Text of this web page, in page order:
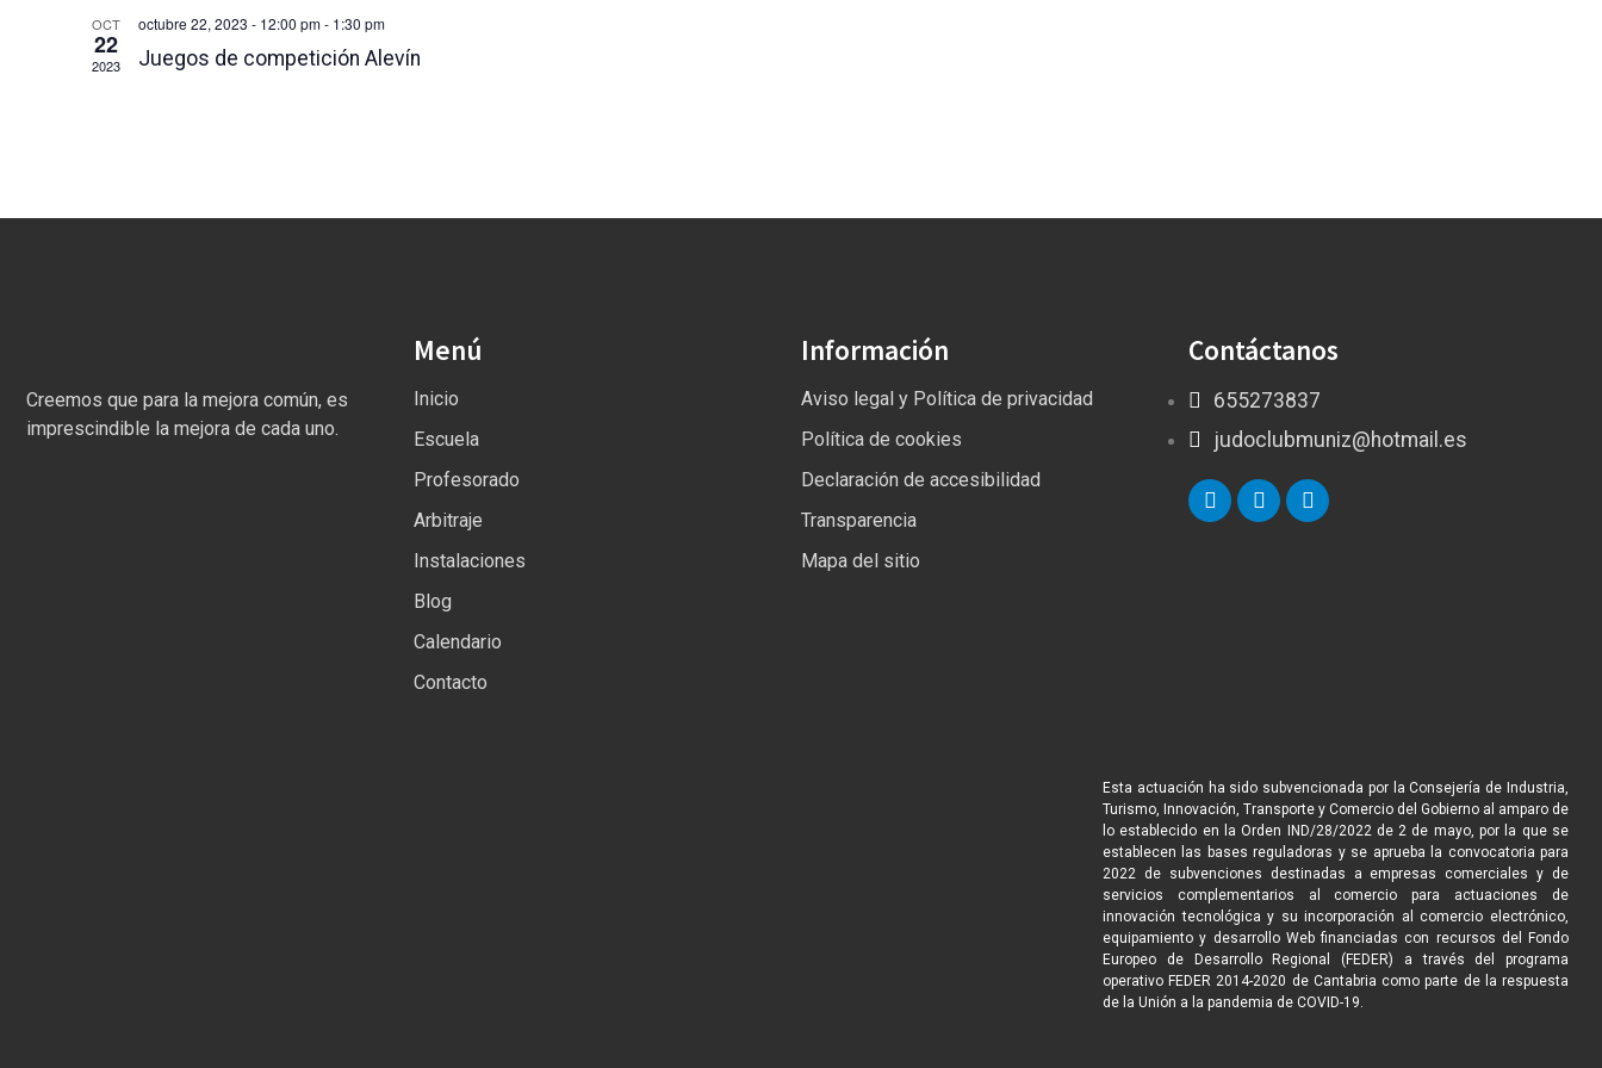
OCT
22
2023
octubre 22, 2023 - 12:00 pm- 1:30 pm
Juegos de competición Alevín
Creemos que para la mejora común, es
imprescindible la mejora de cada uno.
Menú
Inicio
Escuela
Profesorado
Arbitraje
Instalaciones
Blog
Calendario
Contacto
Información
Aviso legal y Política de privacidad
Política de cookies
Declaración de accesibilidad
Transparencia
Mapa del sitio
Contáctanos
655273837
judoclubmuniz@hotmail.es
Esta actuación ha sido subvencionada por la Consejería de Industria,
Turismo, Innovación, Transporte y Comercio del Gobierno al amparo de
lo establecido en la Orden IND/28/2022 de 2 de mayo, por la que se
establecen las bases reguladoras y se aprueba la convocatoria para
2022 de subvenciones destinadas a empresas comerciales y de
servicios complementarios al comercio para actuaciones de
innovación tecnológica y su incorporación al comercio electrónico,
equipamiento y desarrollo Web financiadas con recursos del Fondo
Europeo de Desarrollo Regional (FEDER) a través del programa
operativo FEDER 2014-2020 de Cantabria como parte de la respuesta
de la Unión a la pandemia de COVID-19.